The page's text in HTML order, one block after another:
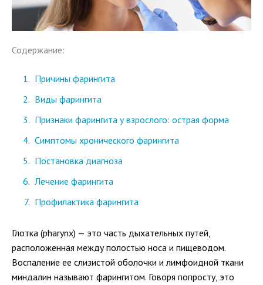
Содержание:
Причины фарингита
Виды фарингита
Признаки фарингита у взрослого: острая форма
Симптомы хронического фарингита
Постановка диагноза
Лечение фарингита
Профилактика фарингита
Глотка (pharynx) — это часть дыхательных путей,
расположенная между полостью носа и пищеводом.
Воспаление ее слизистой оболочки и лимфоидной ткани
миндалин называют фарингитом. Говоря попросту, это